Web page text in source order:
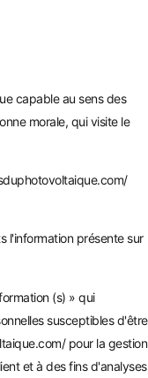
capable au sens des
morale, qui visite le
l'information présente sur
(s) » qui
susceptibles d'être
pour la gestion
et à des fins d'analyses